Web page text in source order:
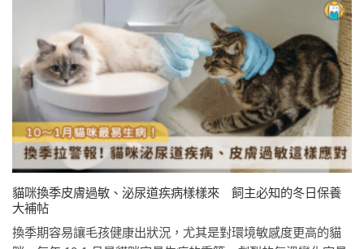
貓咪換季皮膚過敏、泌尿道疾病樣樣來 飼主必知的冬日保養
大補帖
換季期容易讓毛孩健康出狀況，尤其是對環境敏感度更高的貓